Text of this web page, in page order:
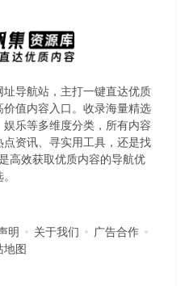
导航站，主打一键直达优质
值内容入口。​收录海量精选
乐等多维度分类，所有内容
资讯、寻实用工具，还是找
高效获取优质内容的导航优
明 关于我们
广告合作
地图